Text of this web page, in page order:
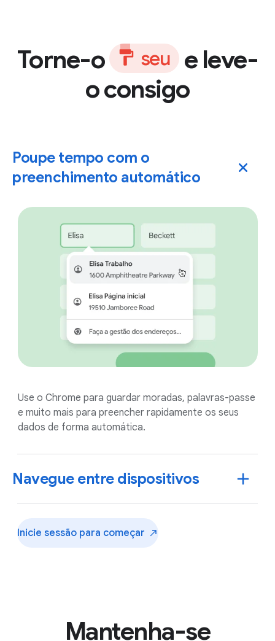
Torne-o seu
e leve-
o consigo
Poupe tempo com o
preenchimento automático
Use o Chrome para guardar moradas, palavras-passe
e muito mais para preencher rapidamente os seus
dados de forma automática.
Navegue entre dispositivos
Inicie sessão para começar
Mantenha-se